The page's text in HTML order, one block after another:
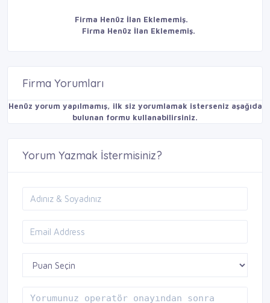
Firma Henüz İlan Eklememiş.
Firma Henüz İlan Eklememiş.
Firma Yorumları
Henüz yorum yapılmamış, ilk siz yorumlamak isterseniz aşağıda
bulunan formu kullanabilirsiniz.
Yorum Yazmak İstermisiniz?